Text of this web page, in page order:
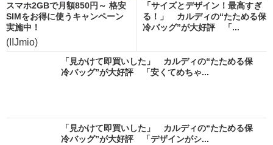
スマホ2GBで月額850円～ 格安
SIMをお得に使うキャンペーン
実施中！
(IIJmio)
「サイズとデザイン！最高すぎ
る！」 カルディの“たためる保
冷バッグ”が大好評 「...
「見かけて即買いした」 カルディの“たためる保
冷バッグ”が大好評 「安くてめちゃ...
「見かけて即買いした」 カルディの“たためる保
冷バッグ”が大好評 「デザインがシ...